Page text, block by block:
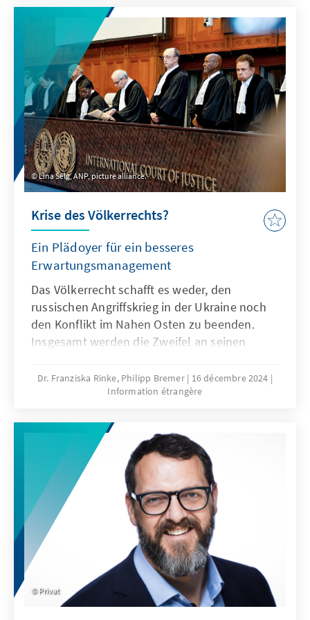
Integrationspolitik hingegen wenig
Beachtung. Dabei stellt der Koalitionsvertrag
auch in diesem Bereich neue Weichen und
lässt eine Abkehr von wesentlichen
Elementen der Integrationspolitik der Ampel
erwarten.
Lina Selg, ANP, picture alliance.
Krise des Völkerrechts?
Ein Plädoyer für ein besseres
Erwartungsmanagement
Das Völkerrecht schafft es weder, den
russischen Angriffskrieg in der Ukraine noch
den Konflikt im Nahen Osten zu beenden.
Insgesamt werden die Zweifel an seinen
heißt es, sei „in der Krise“. Doch ist das
Völkerrecht tatsächlich so wirkungslos?
Erwartungsmanagements und eines größeren
politischen Willens?
Dr. Franziska Rinke, Philipp Bremer
16 décembre 2024
Information étrangère
Privat